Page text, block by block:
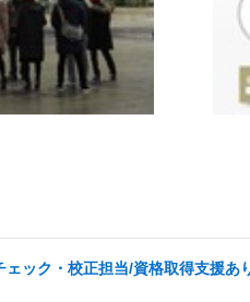
ック・校正担当/資格取得支援あ